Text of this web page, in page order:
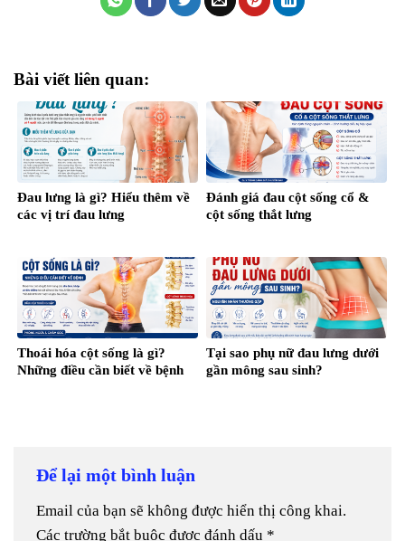
Bài viết liên quan:
Đau lưng là gì? Hiểu thêm về
các vị trí đau lưng
Đánh giá đau cột sống cổ &
cột sống thắt lưng
Thoái hóa cột sống là gì?
Những điều cần biết về bệnh
Tại sao phụ nữ đau lưng dưới
gần mông sau sinh?
Để lại một bình luận
Email của bạn sẽ không được hiển thị công khai.
Các trường bắt buộc được đánh dấu *